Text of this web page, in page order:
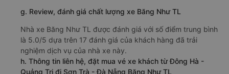
g. Review, đánh giá chất lượng xe Băng Như TL
Nhà xe Băng Như TL được đánh giá với số điểm trung bình
là 5.0/5 dựa trên 17 đánh giá của khách hàng đã trải
nghiệm dịch vụ của nhà xe này.
h. Thông tin liên hệ, đặt mua vé xe khách từ Đông Hà -
Quảng Trị đi Sơn Trà - Đà Nẵng Băng Như TL